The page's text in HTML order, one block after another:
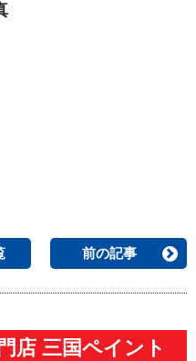
前の記事
店 三国ペイント